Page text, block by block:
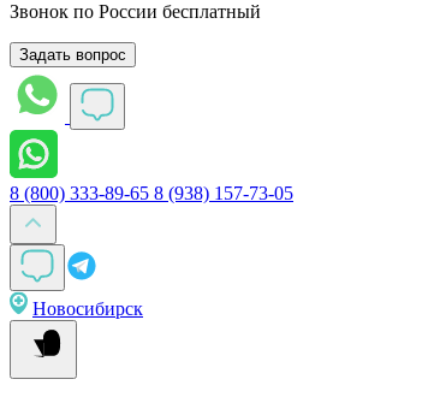
Звонок по России бесплатный
Задать вопрос
8 (800) 333-89-65 8 (938) 157-73-05
Новосибирск